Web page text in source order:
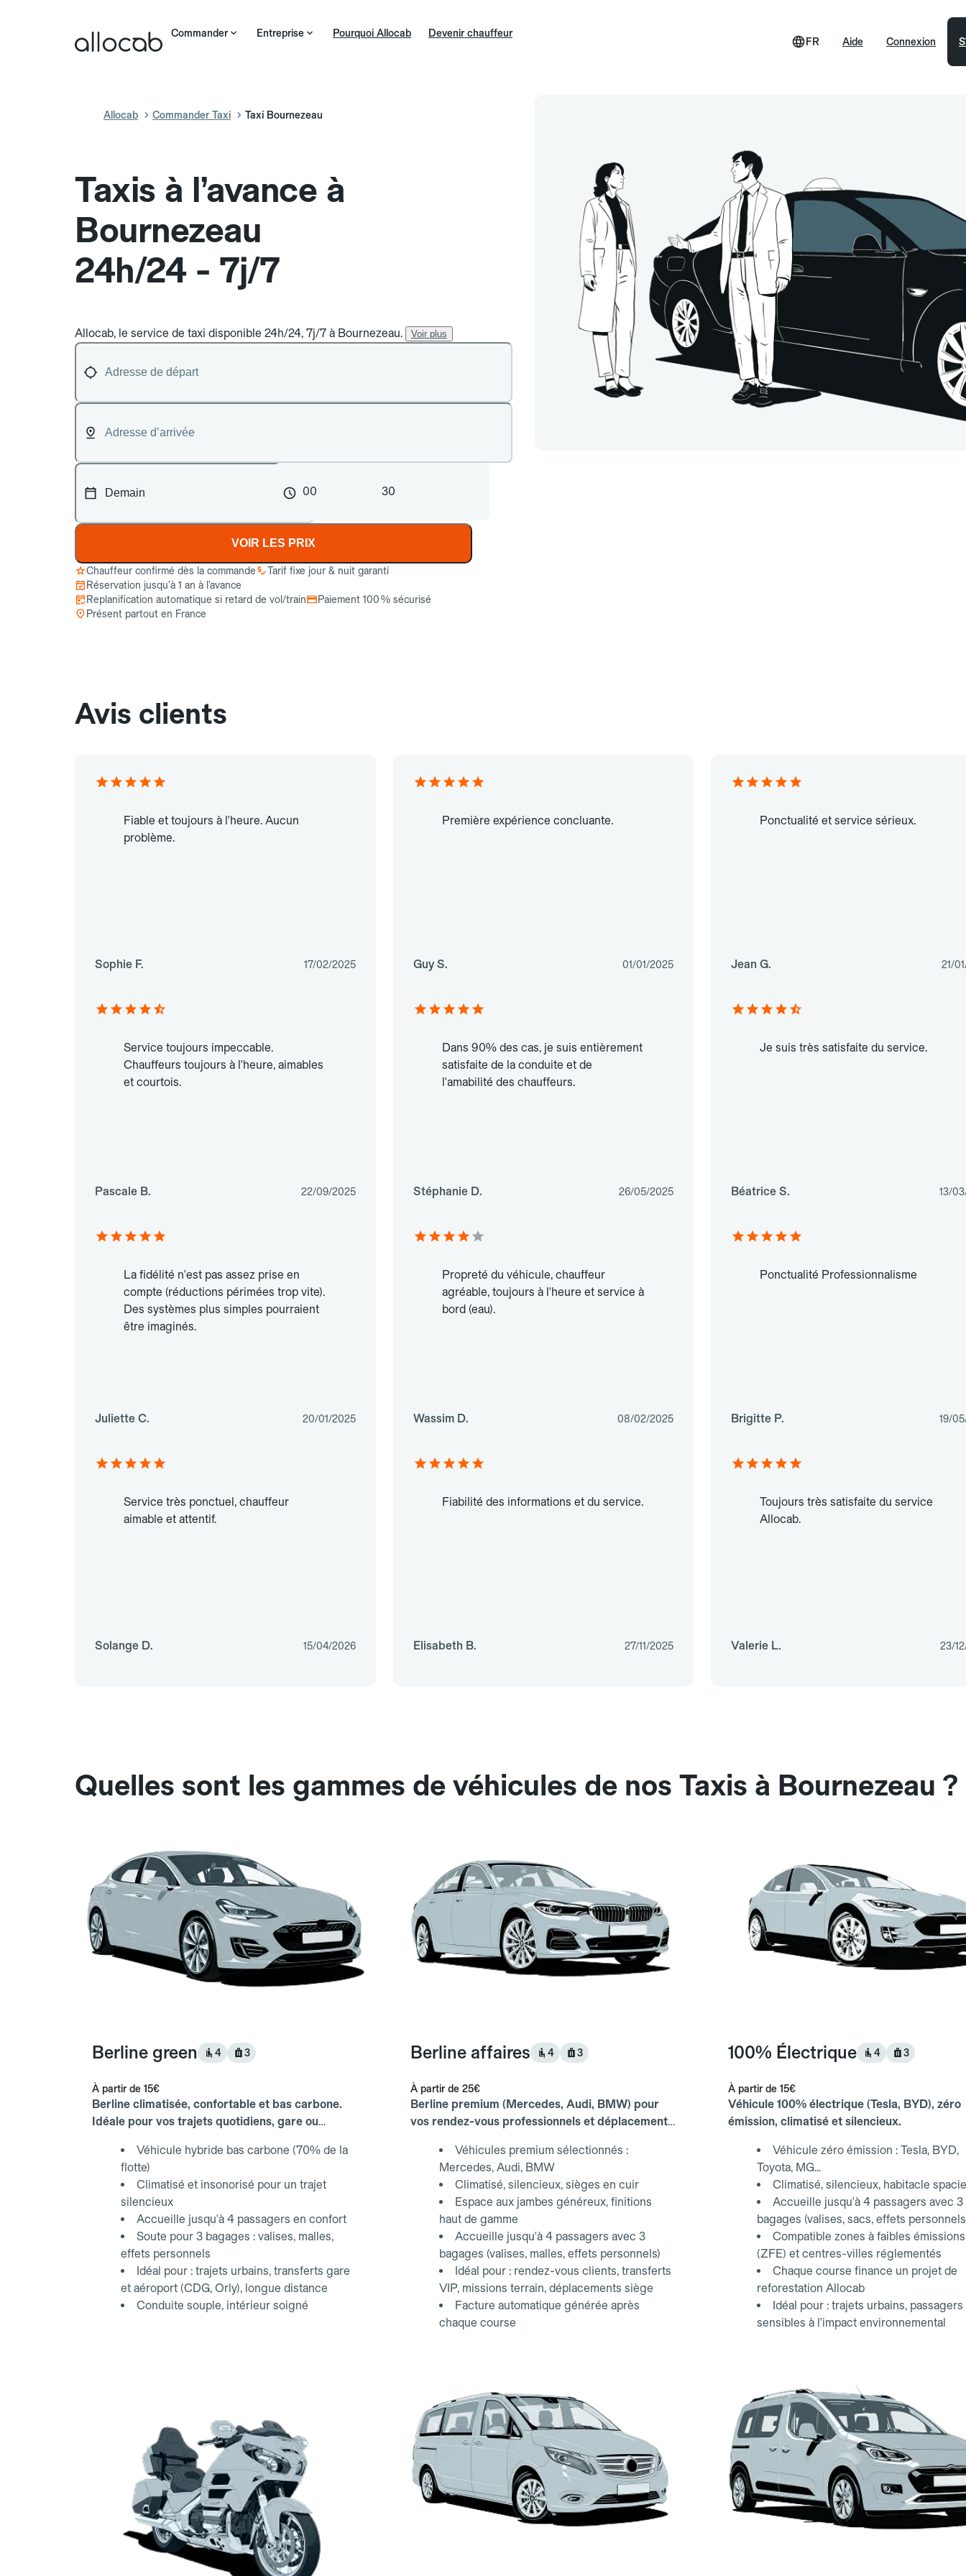
Commander Entreprise Pourquoi Allocab Devenir chauffeur
Aide
FR Connexion
Allocab Commander Taxi Taxi Bournezeau
Taxis à l’avance à
Bournezeau
24h/24 - 7j/7
Allocab, le service de taxi disponible 24h/24, 7j/7 à Bournezeau. Voir plus
00 30
VOIR LES PRIX
Chauffeur confirmé dès la commande
Tarif fixe jour & nuit garanti
Réservation jusqu’à 1 an à l’avance
Replanification automatique si retard de vol/train
Paiement 100 % sécurisé
Présent partout en France
Avis clients
Fiable et toujours à l'heure. Aucun
problème.
Sophie F. 17/02/2025
Première expérience concluante.
Guy S. 01/01/2025
Ponctualité et service sérieux.
Jean G. 21/
Service toujours impeccable.
Chauffeurs toujours à l'heure, aimables
et courtois.
Pascale B. 22/09/2025
Dans 90% des cas, je suis entièrement
satisfaite de la conduite et de
l'amabilité des chauffeurs.
Stéphanie D. 26/05/2025
Je suis très satisfaite du service.
Béatrice S. 13/
La fidélité n'est pas assez prise en
compte (réductions périmées trop vite).
Des systèmes plus simples pourraient
être imaginés.
Juliette C. 20/01/2025
Propreté du véhicule, chauffeur
agréable, toujours à l'heure et service à
bord (eau).
Wassim D. 08/02/2025
Ponctualité Professionnalisme
Brigitte P. 19/
Service très ponctuel, chauffeur
aimable et attentif.
Solange D. 15/04/2026
Fiabilité des informations et du service.
Elisabeth B. 27/11/2025
Toujours très satisfaite du service
Allocab.
Valerie L. 23/
Quelles sont les gammes de véhicules de nos Taxis à Bournezeau ?
Berline green 4 3
À partir de 15€
Berline climatisée, confortable et bas carbone.
Idéale pour vos trajets quotidiens, gare ou
Véhicule hybride bas carbone (70% de la
flotte)
Climatisé et insonorisé pour un trajet
silencieux
Accueille jusqu'à 4 passagers en confort
Soute pour 3 bagages : valises, malles,
effets personnels
Idéal pour : trajets urbains, transferts gare
et aéroport (CDG, Orly), longue distance
Conduite souple, intérieur soigné
Berline affaires 4 3
À partir de 25€
Berline premium (Mercedes, Audi, BMW) pour
vos rendez-vous professionnels et déplacements
Véhicules premium sélectionnés :
Mercedes, Audi, BMW
Climatisé, silencieux, sièges en cuir
Espace aux jambes généreux, finitions
haut de gamme
Accueille jusqu'à 4 passagers avec 3
bagages (valises, malles, effets personnels)
Idéal pour : rendez-vous clients, transferts
VIP, missions terrain, déplacements siège
Facture automatique générée après
chaque course
100% Électrique 4 3
À partir de 15€
Véhicule 100% électrique (Tesla, BYD), zéro
émission, climatisé et silencieux.
Véhicule zéro émission : Tesla, BYD,
Toyota, MG...
Climatisé, silencieux, habitacle
Accueille jusqu'à 4 passagers avec 3
bagages (valises, sacs, effets
Compatible zones à faibles émissions
(ZFE) et centres-villes réglementés
Chaque course finance un projet de
reforestation Allocab
Idéal pour : trajets urbains, passagers
sensibles à l'impact environnemental